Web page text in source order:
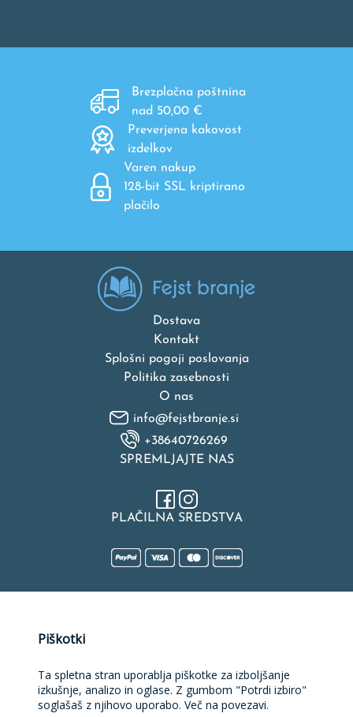
Brezplačna poštnina
nad 50,00 €
Preverjena kakovost
izdelkov
Varen nakup
128-bit SSL kriptirano
plačilo
Dostava
Kontakt
Splošni pogoji poslovanja
Politika zasebnosti
O nas
info@fejstbranje.si
+38640726269
SPREMLJAJTE NAS
PLAČILNA SREDSTVA
platforme in mobilne aplikacije sofinancirata Republika Slovenija
marketing.
Piškotki
Ta spletna stran uporablja piškotke za izboljšanje
izkušnje, analizo in oglase. Z gumbom "Potrdi izbiro"
soglašaš z njihovo uporabo. Več na povezavi.